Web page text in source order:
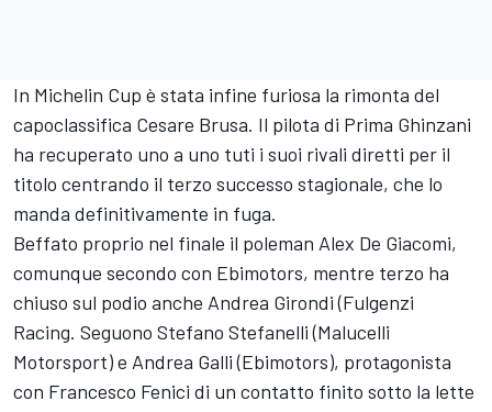
In Michelin Cup è stata infine furiosa la rimonta del
capoclassifica Cesare Brusa. Il pilota di Prima Ghinzani
ha recuperato uno a uno tuti i suoi rivali diretti per il
titolo centrando il terzo successo stagionale, che lo
manda definitivamente in fuga.
Beffato proprio nel finale il poleman Alex De Giacomi,
comunque secondo con Ebimotors, mentre terzo ha
chiuso sul podio anche Andrea Girondi (Fulgenzi
Racing. Seguono Stefano Stefanelli (Malucelli
Motorsport) e Andrea Galli (Ebimotors), protagonista
con Francesco Fenici di un contatto finito sotto la lette